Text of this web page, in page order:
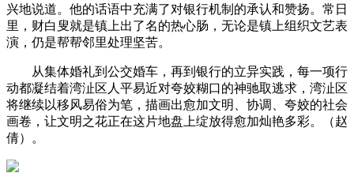
兴地说道。他的话语中充满了对银行机制的承认和赞扬。常日
里，财白叟就是镇上出了名的热心肠，无论是镇上组织文艺表
演，仍是帮帮邻里处理坚苦。
从集体婚礼到公交婚车，再到银行的立异实践，每一项行
动都凝结着湾沚区人平易近对夸姣糊口的神驰取逃求，湾沚区
将继续以移风易俗为笔，描画出愈加文明、协调、夸姣的社会
画卷，让文明之花正在这片地盘上绽放得愈加灿艳多彩。（赵
倩）。